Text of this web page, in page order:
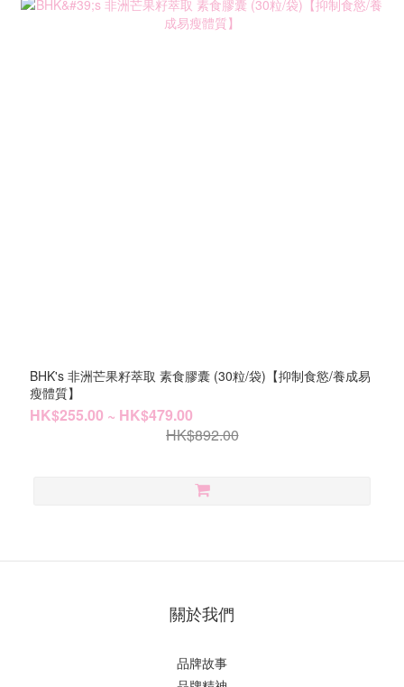
BHK's 非洲芒果籽萃取 素食膠囊 (30粒/袋)【抑制食慾/養成易
瘦體質】
HK$255.00 ~ HK$479.00
HK$892.00
關於我們
品牌故事